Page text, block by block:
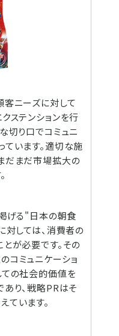
客ニーズに対して
ステンションを行
切り口でコミュニ
ています。適切な施
だまだ市場拡大の
げる"日本の朝食
対しては、消費者の
が必要です。その
コミュニケーショ
ての社会的価値を
あり、戦略PRはそ
ています。